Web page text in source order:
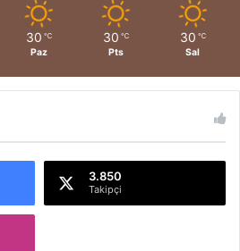
30 ℃
Paz
30 ℃
Pts
30 ℃
Sal
3.850
Takipçi